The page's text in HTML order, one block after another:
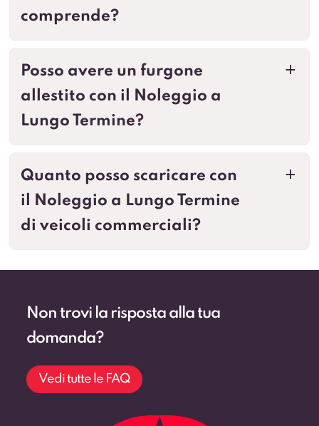
comprende?
a
Posso avere un furgone
allestito con il Noleggio a
Lungo Termine?
a
Quanto posso scaricare con
il Noleggio a Lungo Termine
di veicoli commerciali?
Non trovi la risposta alla tua
domanda?
Vedi tutte le FAQ